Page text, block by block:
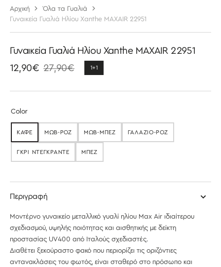
Γυναικεία Γυαλιά Ηλίου Xanthe MAXAIR 22951
Τιμή
12,90€ Κανονική
27,90€ 1+1
Color
ΚΑΦΕΕΞΑΝΤΛΉΘΗΚΕ
ΜΩΒ-ΡΟΖΕΞΑΝΤΛΉΘΗΚΕΜΩΒ-ΜΠΕΖΕΞΑΝΤΛΉΘΗΚΕΓΑΛΑΖΙΟ-ΡΟΖΕΞΑΝΤΛΉΘΗΚΕ
ΓΚΡΙ ΝΤΕΓΚΡΑΝΤΕ
ΕΞΑΝΤΛΉΘΗΚΕΜΠΕΖΕΞΑΝΤΛΉΘΗΚΕ
Περιγραφή
Μοντέρνο γυναικείο μεταλλικό γυαλί ηλίου Max Air ιδιαίτερου
σχεδιασμού, υψηλής ποιότητας και αισθητικής με δείκτη
προστασίας UV400 από Ιταλούς σχεδιαστές.
Διαθέτει ξεκούραστο φακό που περιορίζει τις οριζόντιες
αντανακλάσεις του φωτός, είναι σταθερό στο πρόσωπο και
Αρχική
Όλα τα Γυαλιά
Γυναικεία Γυαλιά Ηλίου Xanthe MAXAIR 22951